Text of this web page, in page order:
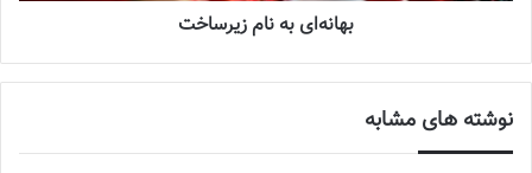
برگزاری اردوی انتخابی تیم ملی فوتسال
بانوان
فاطمه شریفگفت: در فصل گذشته هیات فوتبال خراسان رضوی از
بهانه‌ای به نام زیرساخت
نوشته های مشابه